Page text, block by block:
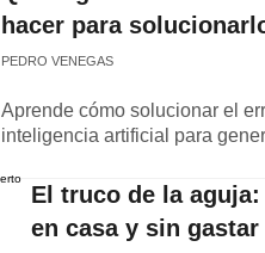
hacer para
PEDRO VENEGAS
Aprende cómo solucionar el
inteligencia artificial para
El truco de la
en casa y sin